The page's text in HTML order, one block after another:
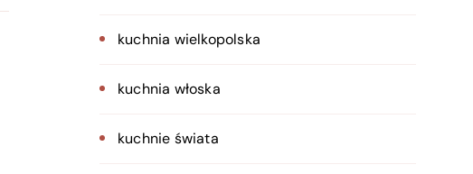
kuchnia wielkopolska
kuchnia włoska
kuchnie świata